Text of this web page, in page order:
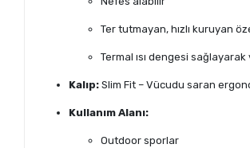
Ter tutmayan, hızlı kuruyan
Termal ısı dengesi
Kalıp: Slim Fit – Vücudu saran
Kullanım Alanı:
Outdoor sporlar